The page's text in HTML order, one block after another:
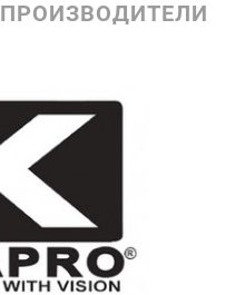
ПРОИЗВОДИТЕЛИ